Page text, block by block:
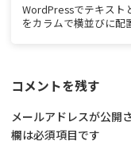
WordPressでテキスト
をカラムで横並びに配
コメントを残す
メールアドレスが公開
欄は必須項目です